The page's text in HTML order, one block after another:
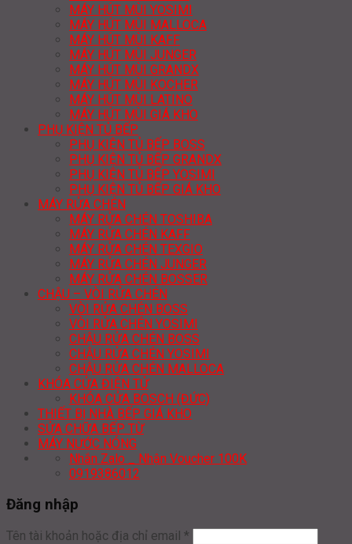
MÁY HÚT MÙI YOSIMI
MÁY HÚT MÙI MALLOCA
MÁY HÚT MÙI KAFF
MÁY HÚT MÙI JUNGER
MÁY HÚT MÙI GRANDX
MÁY HÚT MÙI KOCHER
MÁY HÚT MÙI LATINO
MÁY HÚT MÙI GIÁ KHO
PHỤ KIỆN TỦ BẾP
PHỤ KIỆN TỦ BẾP BOSS
PHỤ KIỆN TỦ BẾP GRANDX
PHỤ KIỆN TỦ BẾP YOSIMI
PHỤ KIỆN TỦ BẾP GIÁ KHO
MÁY RỬA CHÉN
MÁY RỬA CHÉN TOSHIBA
MÁY RỬA CHÉN KAFF
MÁY RỬA CHÉN TEXGIO
MÁY RỬA CHÉN JUNGER
MÁY RỬA CHÉN BOSSER
CHẬU – VÒI RỬA CHÉN
VÒI RỬA CHÉN BOSS
VÒI RỬA CHÉN YOSIMI
CHẬU RỬA CHÉN BOSS
CHẬU RỬA CHÉN YOSIMI
CHẬU RỬA CHÉN MALLOCA
KHÓA CỬA ĐIỆN TỬ
KHÓA CỬA BOSCH (ĐỨC)
THIẾT BỊ NHÀ BẾP GIÁ KHO
SỬA CHỮA BẾP TỪ
MÁY NƯỚC NÓNG
Nhắn Zalo _ Nhận Voucher 100K
0919386012
Đăng nhập
Tên tài khoản hoặc địa chỉ email *